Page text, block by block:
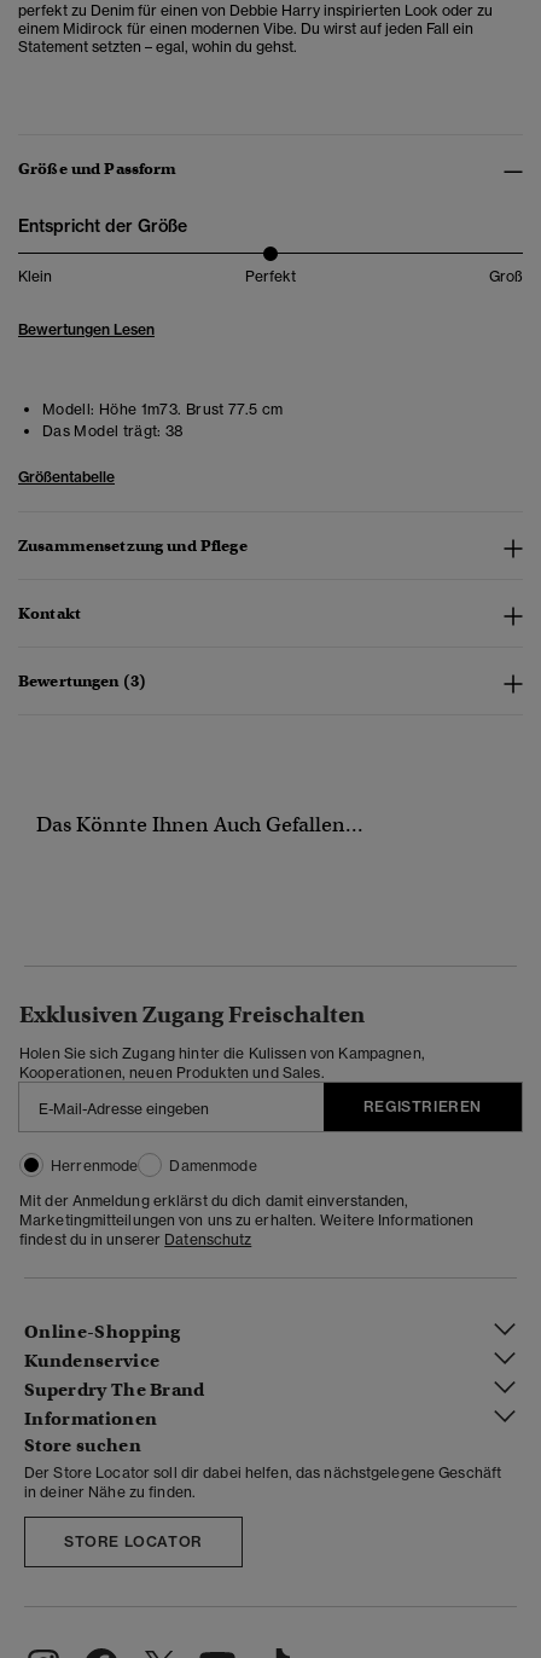
perfekt zu Denim für einen von Debbie Harry inspirierten Look oder zu
einem Midirock für einen modernen Vibe. Du wirst auf jeden Fall ein
Statement setzten – egal, wohin du gehst.
Größe und Passform
Entspricht der Größe
Klein Perfekt Groß
Bewertungen Lesen
Modell: Höhe 1m73. Brust 77.5 cm
Das Model trägt: 38
Größentabelle
Zusammensetzung und Pflege
Kontakt
Bewertungen (3)
Das Könnte Ihnen Auch Gefallen...
Exklusiven Zugang Freischalten
Holen Sie sich Zugang hinter die Kulissen von Kampagnen,
Kooperationen, neuen Produkten und Sales.
REGISTRIEREN
Herrenmode
Damenmode
Mit der Anmeldung erklärst du dich damit einverstanden,
Marketingmitteilungen von uns zu erhalten. Weitere Informationen
findest du in unserer Datenschutz
Online-Shopping
Kundenservice
Superdry The Brand
Informationen
Store suchen
Der Store Locator soll dir dabei helfen, das nächstgelegene Geschäft
in deiner Nähe zu finden.
STORE LOCATOR